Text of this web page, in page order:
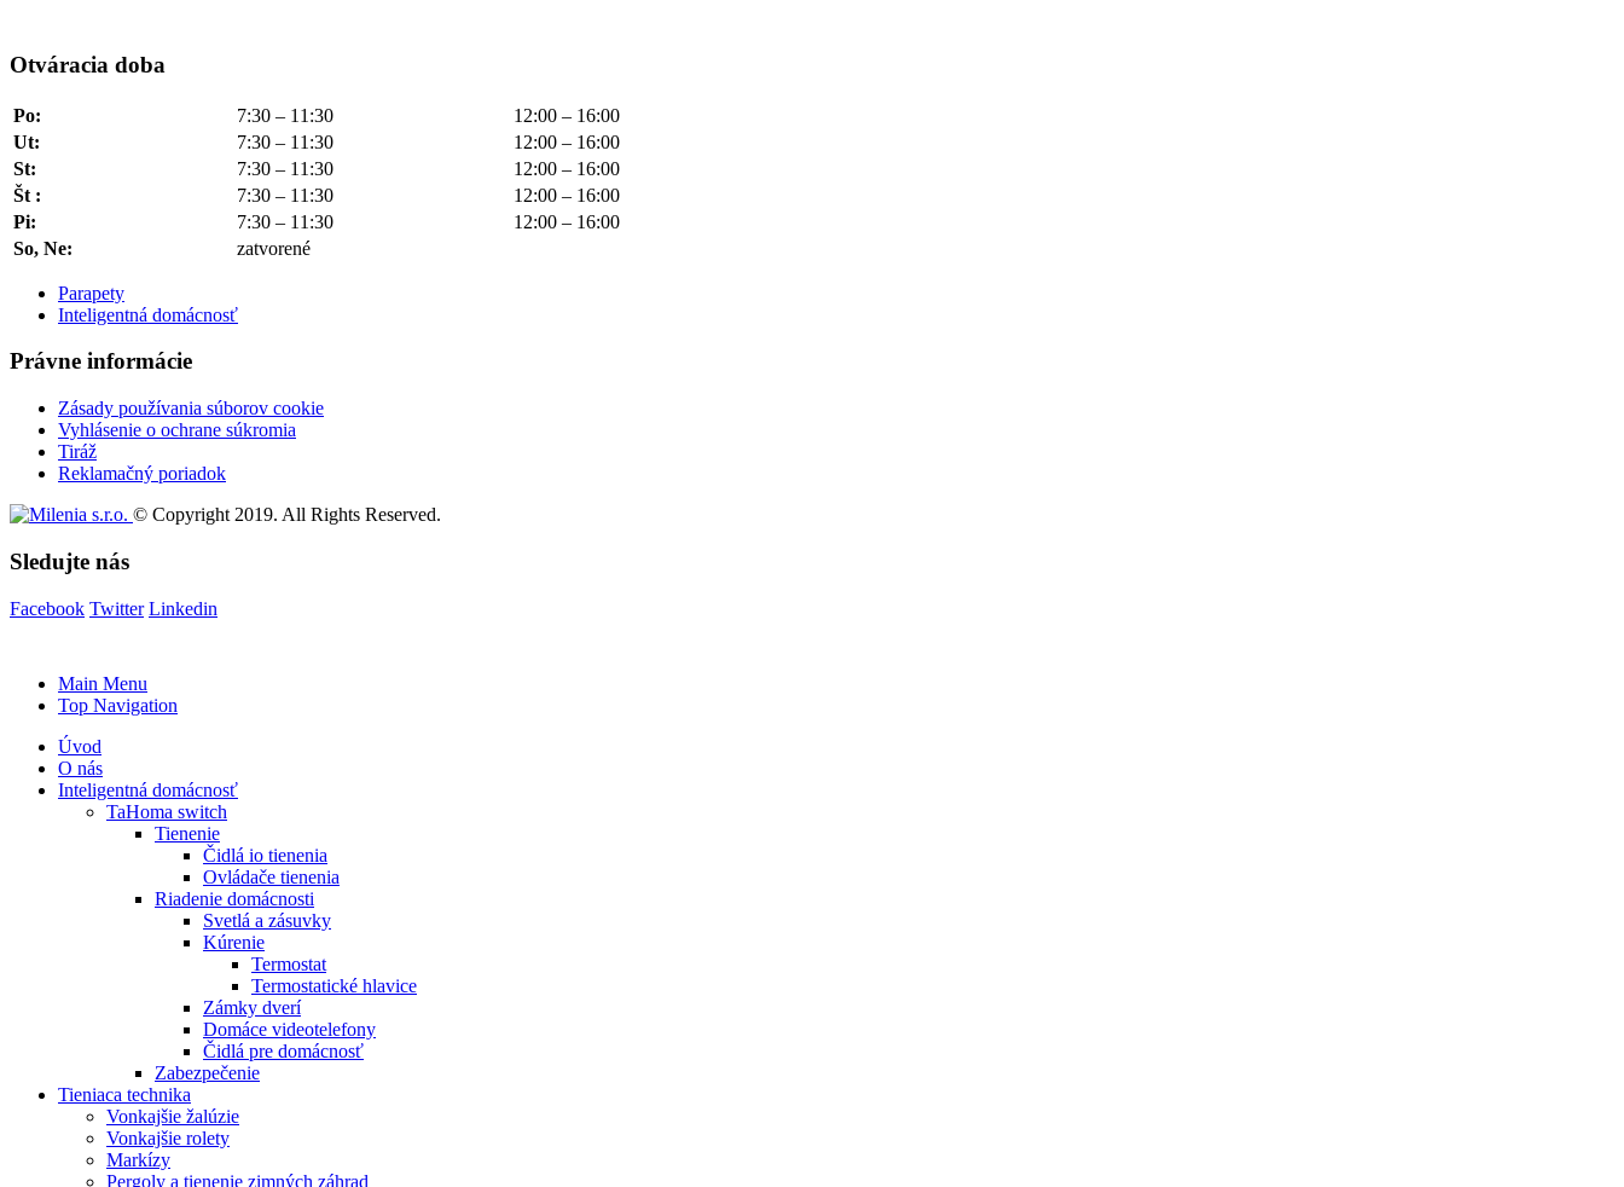
Otváracia doba
Po: 7:30 – 11:30
12:00 – 16:00
Ut:
7:30 – 11:30
12:00 – 16:00
St:
7:30 – 11:30
12:00 – 16:00
Št :
7:30 – 11:30
12:00 – 16:00
Pi:
7:30 – 11:30
12:00 – 16:00
So, Ne:
zatvorené
Parapety
Inteligentná domácnosť
Právne informácie
Zásady používania súborov cookie
Vyhlásenie o ochrane súkromia
Tiráž
Reklamačný poriadok
© Copyright 2019. All Rights Reserved.
Sledujte nás
Facebook Twitter Linkedin
Main Menu
Top Navigation
Úvod
O nás
Inteligentná domácnosť
TaHoma switch
Tienenie
Čidlá io tienenia
Ovládače tienenia
Riadenie domácnosti
Svetlá a zásuvky
Kúrenie
Termostat
Termostatické hlavice
Zámky dverí
Domáce videotelefony
Čidlá pre domácnosť
Zabezpečenie
Tieniaca technika
Vonkajšie žalúzie
Vonkajšie rolety
Markízy
Pergoly a tienenie zimných záhrad